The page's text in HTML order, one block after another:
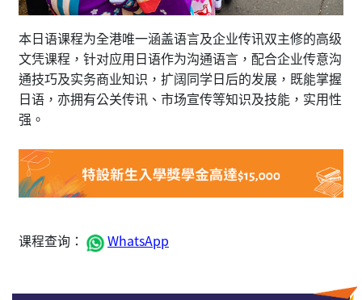
本日语课程为全港唯一涵盖语言及企业传讯双主修的高级
文凭课程，针对应用日语作为沟通语言，配合企业传意沟
通技巧及实务商业知识，扩阔同学日后的发展，既能掌握
日语，亦拥有公关传讯、市场宣传等知识及技能，实用性
强。
课程查询： WhatsApp